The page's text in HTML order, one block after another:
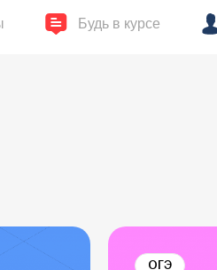
Будь в курсе
ОГЭ